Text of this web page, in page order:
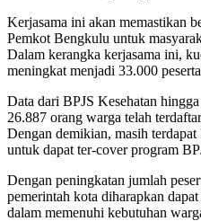
Kerjasama ini akan memastikan
Pemkot Bengkulu untuk
Dalam kerangka kerjasama ini,
meningkat menjadi 33.000
Data dari BPJS Kesehatan
26.887 orang warga telah
Dengan demikian, masih terdapat
untuk dapat ter-cover program
Dengan peningkatan jumlah
pemerintah kota diharapkan
dalam memenuhi kebutuhan